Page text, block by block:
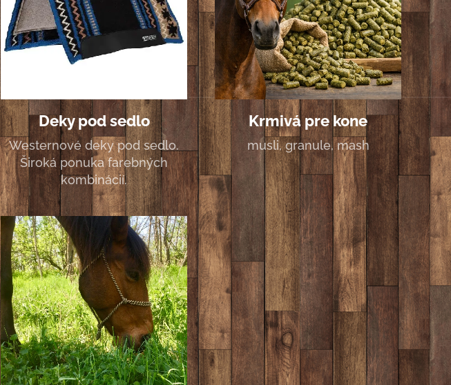
Deky pod sedlo
Westernové deky pod sedlo.
Široká ponuka farebných
kombinácií.
Krmivá pre kone
musli, granule, mash